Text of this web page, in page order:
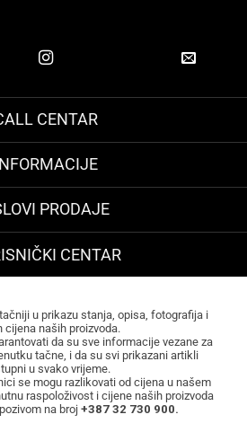
CENTAR
INFORMACIJE
PRODAJE
CENTAR
u prikazu stanja, opisa, fotografija i
cijena naših proizvoda.
da su sve informacije vezane za
tačne, i da su svi prikazani artikli
u svako vrijeme.
se mogu razlikovati od cijena u našem
raspoloživost i cijene naših proizvoda
na broj +387 32 730 900.